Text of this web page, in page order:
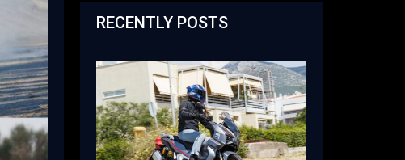
RECENTLY POSTS